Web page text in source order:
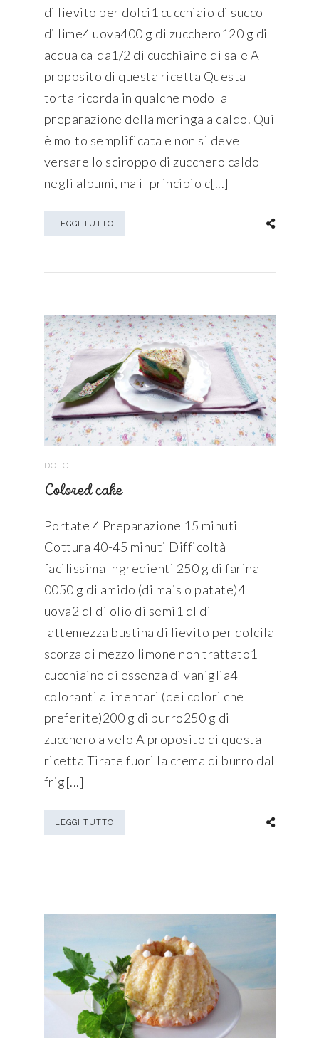
di lievito per dolci1 cucchiaio di succo
di lime4 uova400 g di zucchero120 g di
acqua calda1/2 di cucchiaino di sale A
proposito di questa ricetta Questa
torta ricorda in qualche modo la
preparazione della meringa a caldo. Qui
è molto semplificata e non si deve
versare lo sciroppo di zucchero caldo
negli albumi, ma il principio c[...]
LEGGI TUTTO
DOLCI
Colored cake
Portate 4 Preparazione 15 minuti
Cottura 40-45 minuti Difficoltà
facilissima Ingredienti 250 g di farina
0050 g di amido (di mais o patate)4
uova2 dl di olio di semi1 dl di
lattemezza bustina di lievito per dolcila
scorza di mezzo limone non trattato1
cucchiaino di essenza di vaniglia4
coloranti alimentari (dei colori che
preferite)200 g di burro250 g di
zucchero a velo A proposito di questa
ricetta Tirate fuori la crema di burro dal
frig[...]
LEGGI TUTTO